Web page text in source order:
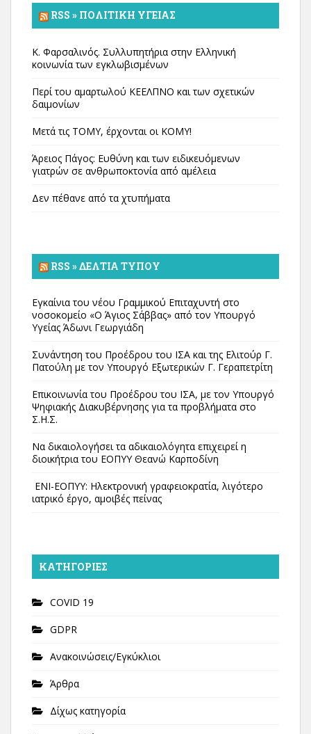
RSS » ΠΟΛΙΤΙΚΉ ΥΓΕΊΑΣ
Κ. Φαρσαλινός. Συλλυπητήρια στην Ελληνική
κοινωνία των εγκλωβισμένων
Περί του αμαρτωλού ΚΕΕΛΠΝΟ και των σχετικών
δαιμονίων
Μετά τις ΤΟΜΥ, έρχονται οι ΚΟΜΥ!
Άρειος Πάγος: Ευθύνη και των ειδικευόμενων
γιατρών σε ανθρωποκτονία από αμέλεια
Δεν πέθανε από τα χτυπήματα
RSS » ΔΕΛΤΊΑ ΤΎΠΟΥ
Εγκαίνια του νέου Γραμμικού Επιταχυντή στο
νοσοκομείο «Ο Άγιος Σάββας» από τον Υπουργό
Υγείας Άδωνι Γεωργιάδη
Συνάντηση του Προέδρου του ΙΣΑ και της Ελιτούρ Γ.
Πατούλη με τον Υπουργό Εξωτερικών Γ. Γεραπετρίτη
Επικοινωνία του Προέδρου του ΙΣΑ, με τον Υπουργό
Ψηφιακής Διακυβέρνησης για τα προβλήματα στο
Σ.Η.Σ.
Να δικαιολογήσει τα αδικαιολόγητα επιχειρεί η
διοικήτρια του ΕΟΠΥΥ Θεανώ Καρποδίνη
ΕΝΙ-ΕΟΠΥΥ: Ηλεκτρονική γραφειοκρατία, λιγότερο
ιατρικό έργο, αμοιβές πείνας
KΑΤΗΓΟΡΊΕΣ
COVID 19
GDPR
Ανακοινώσεις/Εγκύκλιοι
Άρθρα
Δίχως κατηγορία